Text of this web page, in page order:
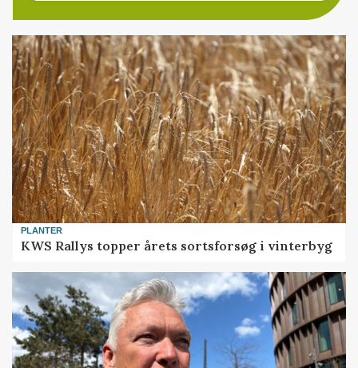
PLANTER
KWS Rallys topper årets sortsforsøg i vinterbyg